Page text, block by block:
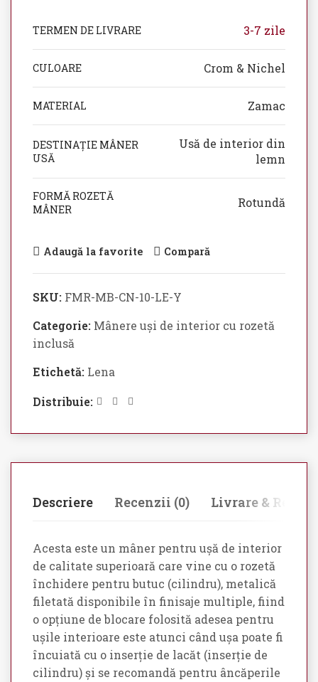
TERMEN DE LIVRARE 3-7 zile
CULOARE Crom & Nichel
MATERIAL Zamac
DESTINAȚIE MÂNER
USĂ
Usă de interior din
lemn
FORMĂ ROZETĂ
MÂNER
Rotundă
Adaugă la favorite Compară
SKU: FMR-MB-CN-10-LE-Y
Categorie: Mânere uși de interior cu rozetă
inclusă
Etichetă: Lena
Distribuie:
Descriere Recenzii (0) Livrare & Retur
Acesta este un mâner pentru ușă de interior
de calitate superioară care vine cu o rozetă
închidere pentru butuc (cilindru), metalică
filetată disponibile în finisaje multiple, fiind
o opțiune de blocare folosită adesea pentru
ușile interioare este atunci când ușa poate fi
încuiată cu o inserție de lacăt (inserție de
cilindru) și se recomandă pentru âncăperile